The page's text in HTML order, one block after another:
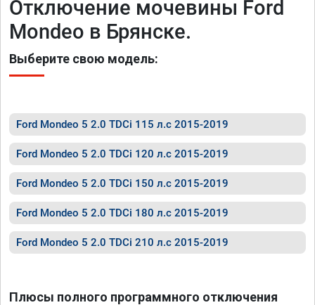
Отключение мочевины Ford
Mondeo в Брянске.
Выберите свою модель:
Ford Mondeo 5 2.0 TDCi 115 л.с 2015-2019
Ford Mondeo 5 2.0 TDCi 120 л.с 2015-2019
Ford Mondeo 5 2.0 TDCi 150 л.с 2015-2019
Ford Mondeo 5 2.0 TDCi 180 л.с 2015-2019
Ford Mondeo 5 2.0 TDCi 210 л.с 2015-2019
Плюсы полного программного отключения